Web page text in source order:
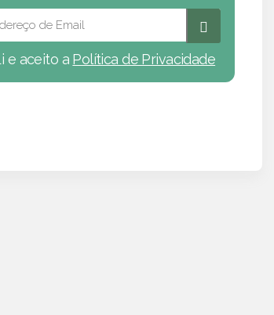
e aceito a Política de Privacidade